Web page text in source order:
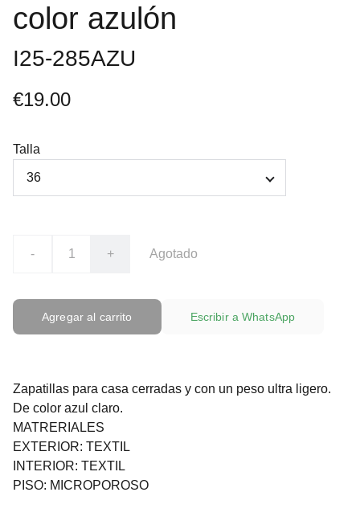
color azulón
I25-285AZU
€19.00
Talla
- + Agotado
Agregar al carrito Escribir a WhatsApp
Zapatillas para casa cerradas y con un peso ultra ligero.
De color azul claro.
MATRERIALES
EXTERIOR: TEXTIL
INTERIOR: TEXTIL
PISO: MICROPOROSO